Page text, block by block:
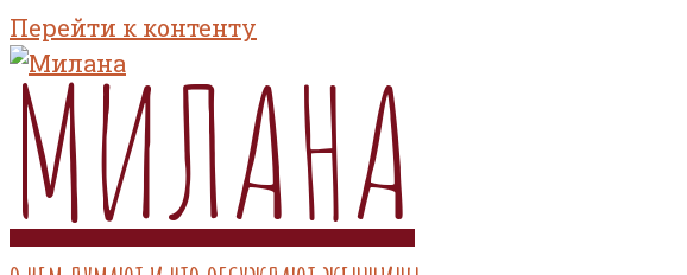
Перейти к контенту
МИЛАНА